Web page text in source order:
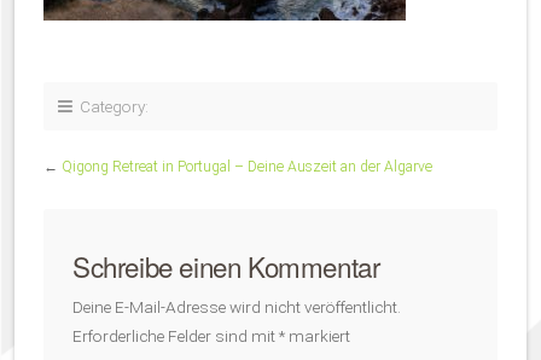
Category:
← Qigong Retreat in Portugal – Deine Auszeit an der Algarve
Schreibe einen Kommentar
Deine E-Mail-Adresse wird nicht veröffentlicht.
Erforderliche Felder sind mit* markiert